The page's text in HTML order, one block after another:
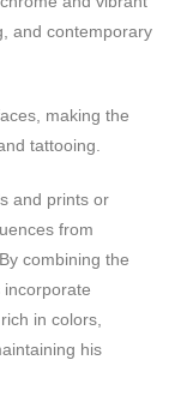
and contemporary
making the
tattooing.
and prints or
from
combining the
incorporate
in colors,
his